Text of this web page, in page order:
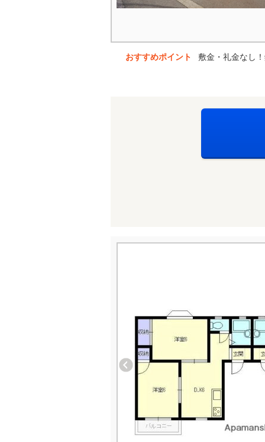
おすすめポイント 敷金・礼金なし